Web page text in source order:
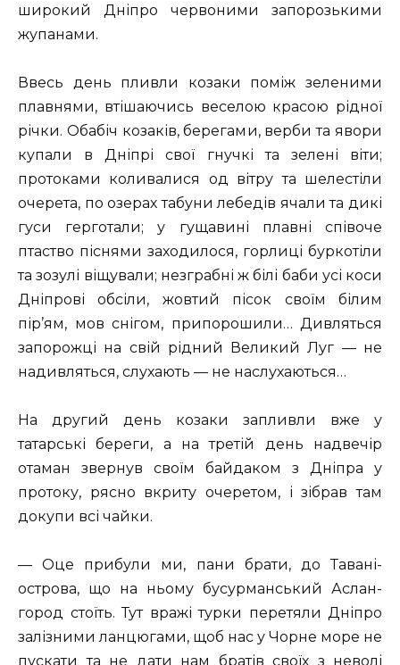
широкий Дніпро червоними запорозькими
жупанами.
Ввесь день пливли козаки поміж зеленими
плавнями, втішаючись веселою красою рідної
річки. Обабіч козаків, берегами, верби та явори
купали в Дніпрі свої гнучкі та зелені віти;
протоками коливалися од вітру та шелестіли
очерета, по озерах табуни лебедів ячали та дикі
гуси герготали; у гущавині плавні співоче
птаство піснями заходилося, горлиці буркотіли
та зозулі віщували; незграбні ж білі баби усі коси
Дніпрові обсіли, жовтий пісок своїм білим
пір’ям, мов снігом, припорошили… Дивляться
запорожці на свій рідний Великий Луг — не
надивляться, слухають — не наслухаються…
На другий день козаки запливли вже у
татарські береги, а на третій день надвечір
отаман звернув своїм байдаком з Дніпра у
протоку, рясно вкриту очеретом, і зібрав там
докупи всі чайки.
— Оце прибули ми, пани брати, до Тавані-
острова, що на ньому бусурманський Аслан-
город стоїть. Тут вражі турки перетяли Дніпро
залізними ланцюгами, щоб нас у Чорне море не
пускати та не дати нам братів своїх з неволі